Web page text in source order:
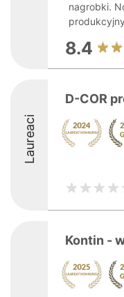
nagrobki.
8.4
Laureaci
D-COR
Kontin -